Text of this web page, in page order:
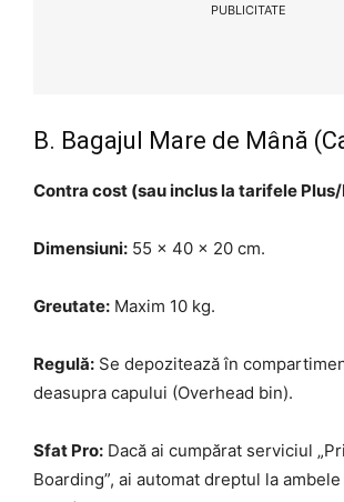
PUBLICITATE
B. Bagajul Mare de Mână
Contra cost (sau inclus la tarifele
Dimensiuni: 55 x 40 x 20 cm.
Greutate: Maxim 10 kg.
Regulă: Se depozitează în
deasupra capului (Overhead bin).
Sfat Pro: Dacă ai cumpărat serviciul
Boarding”, ai automat dreptul la